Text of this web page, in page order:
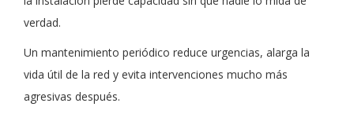
verdad.
Un mantenimiento periódico reduce urgencias, alarga la
vida útil de la red y evita intervenciones mucho más
agresivas después.